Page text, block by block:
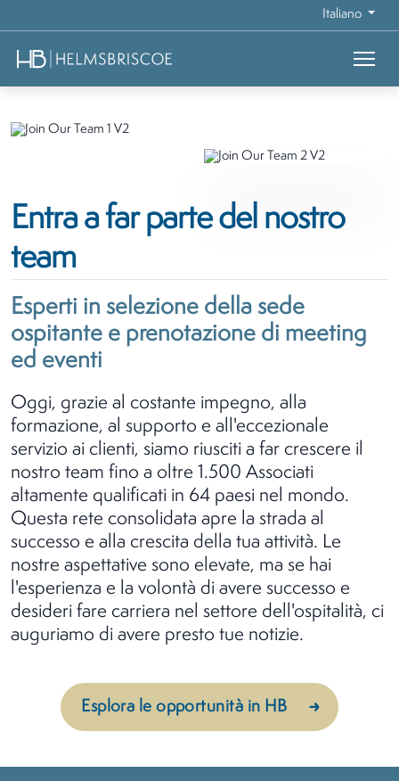
Italiano
Entra a far parte del nostro
team
Esperti in selezione della sede
ospitante e prenotazione di meeting
ed eventi
Oggi, grazie al costante impegno, alla
formazione, al supporto e all'eccezionale
servizio ai clienti, siamo riusciti a far crescere il
nostro team fino a oltre 1.500 Associati
altamente qualificati in 64 paesi nel mondo.
Questa rete consolidata apre la strada al
successo e alla crescita della tua attività. Le
nostre aspettative sono elevate, ma se hai
l'esperienza e la volontà di avere successo e
desideri fare carriera nel settore dell'ospitalità, ci
auguriamo di avere presto tue notizie.
Esplora le opportunità in HB